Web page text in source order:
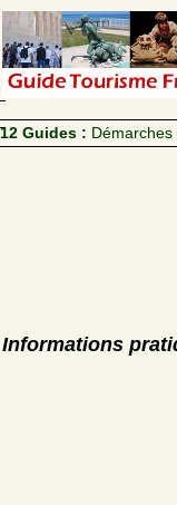
12 Guides :
Informations